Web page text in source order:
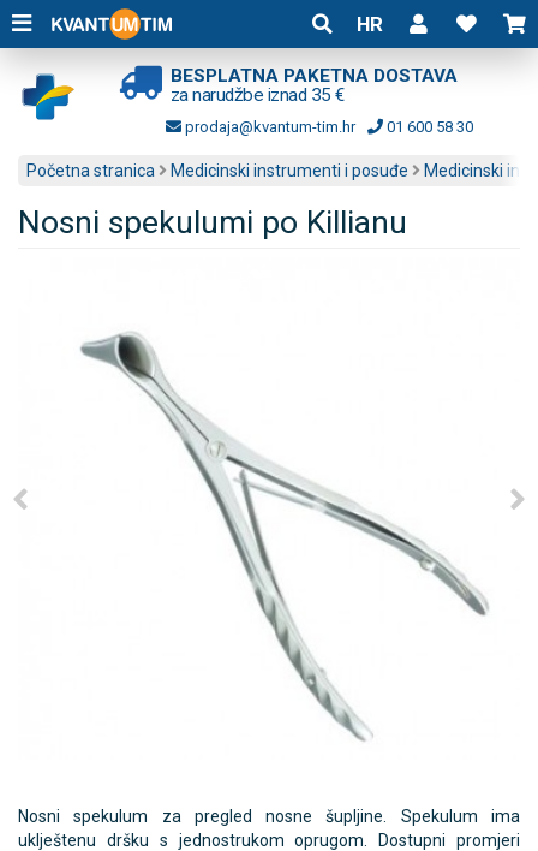
HR
BESPLATNA PAKETNA DOSTAVA
za narudžbe iznad 35 €
prodaja@kvantum-tim.hr 01 600 58 30
Početna stranica Medicinski instrumenti i posuđe Medicinski
Nosni spekulumi po Killianu
Nosni spekulum za pregled nosne šupljine. Spekulum ima
uklještenu dršku s jednostrukom oprugom. Dostupni promjeri